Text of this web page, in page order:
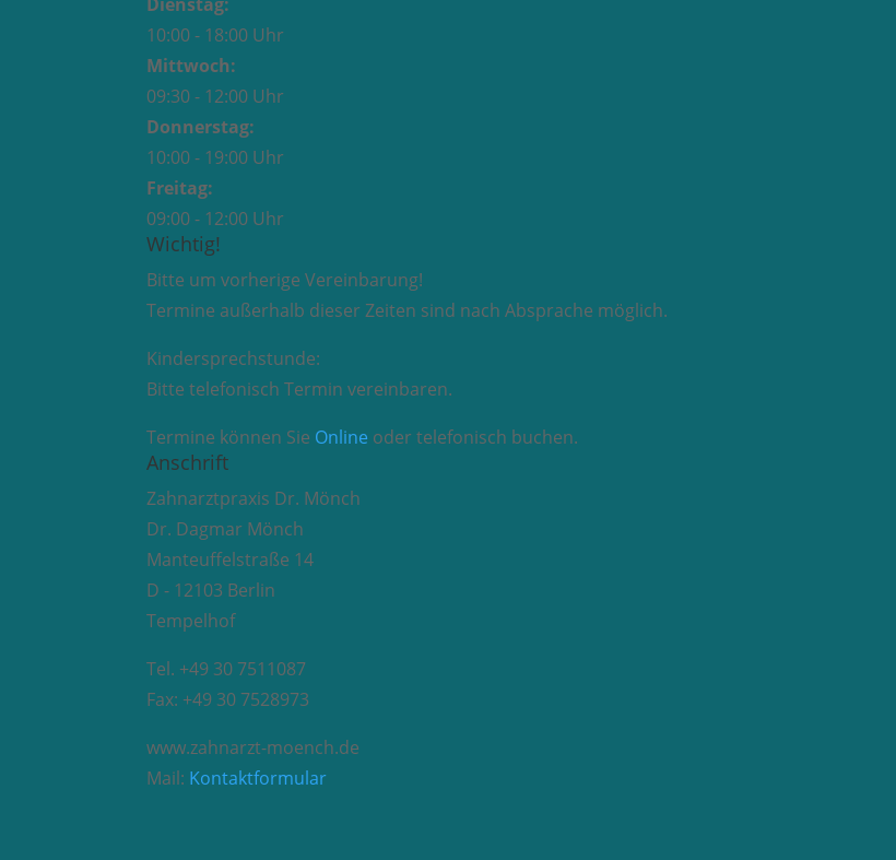
10:00 - 18:00 Uhr
Mittwoch:
09:30 - 12:00 Uhr
Donnerstag:
10:00 - 19:00 Uhr
Freitag:
09:00 - 12:00 Uhr
Wichtig!
Bitte um vorherige Vereinbarung!
Termine außerhalb dieser Zeiten sind nach Absprache möglich.
Kindersprechstunde:
Bitte telefonisch Termin vereinbaren.
Termine können Sie Online oder telefonisch buchen.
Anschrift
Zahnarztpraxis Dr. Mönch
Dr. Dagmar Mönch
Manteuffelstraße 14
D - 12103 Berlin
Tempelhof
Tel. +49 30 7511087
Fax: +49 30 7528973
www.zahnarzt-moench.de
Mail: Kontaktformular